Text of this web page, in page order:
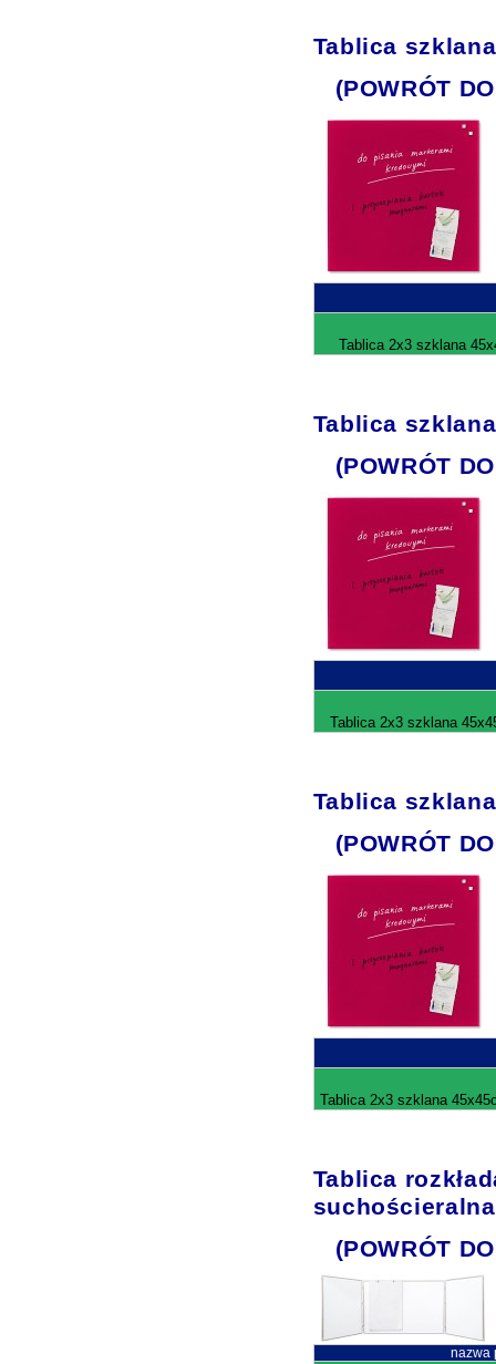
Tablica
(POWRÓT
Tablica 2x3 szklana
Tablica
(POWRÓT
Tablica 2x3 szklana
Tablica
(POWRÓT
Tablica 2x3 szklana
Tablica
(POWRÓT
nazwa